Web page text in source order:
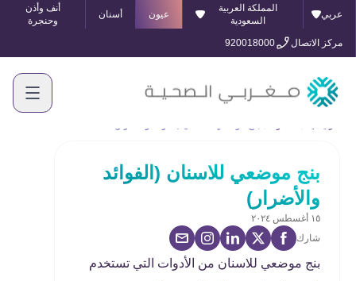
عربي
المملكة العربية
السعودية
عيون أسنان
أنف وأذن
وحنجرة
مركز الاتصال
920018000
بنج موضعي للاسنان (الفوائد
والأضرار)
١٥ أغسطس ٢٠٢٤
شارك
بنج موضعي للاسنان من الأدوات التي تستخدم